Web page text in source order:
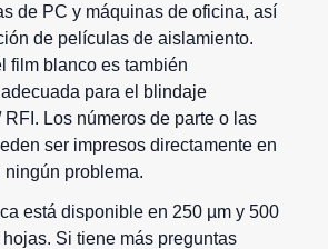
de PC y máquinas de oficina, así
de películas de aislamiento.
film blanco es también
para el blindaje
RFI. Los números de parte o las
ser impresos directamente en
ningún problema.
está disponible en 250 µm y 500
Si tiene más preguntas